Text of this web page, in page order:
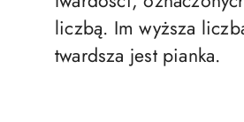
liczbą. Im wyższa
twardsza jest pianka.